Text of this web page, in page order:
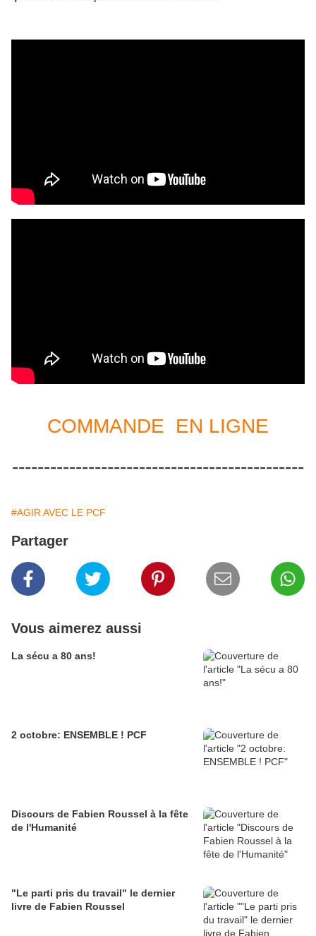
COMMANDE EN LIGNE
----------------------------------------------
#AGIR AVEC LE PCF
Partager
Vous aimerez aussi
La sécu a 80 ans!
2 octobre: ENSEMBLE ! PCF
Discours de Fabien Roussel à la fête
de l'Humanité
"Le parti pris du travail" le dernier
livre de Fabien Roussel